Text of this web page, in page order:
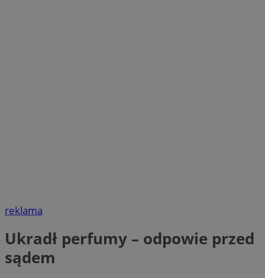
reklama
Ukradł perfumy – odpowie przed
sądem